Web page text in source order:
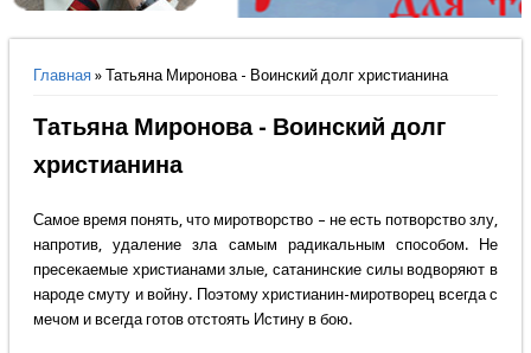
Вы здесь
Главная» Татьяна Миронова - Воинский долг христианина
Татьяна Миронова - Воинский долг
христианина
Самое время понять, что миротворство – не есть потворство злу,
напротив, удаление зла самым радикальным способом. Не
пресекаемые христианами злые, сатанинские силы водворяют в
народе смуту и войну. Поэтому христианин-миротворец всегда с
мечом и всегда готов отстоять Истину в бою.